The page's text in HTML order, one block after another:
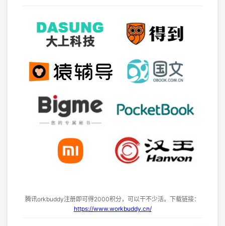
腾讯orkbuddy注册即可得2000积分，可以干不少活。下载链接：
https://www.workbuddy.cn/